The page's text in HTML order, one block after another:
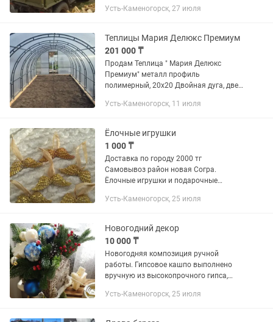
Усть-Каменогорск, 27 июля
Теплицы Мария Делюкс Премиум
201 000 ₸
Продам Теплица " Мария Делюкс
Премиум" металл профиль
полимерный, 20х20 Двойная дуга, две
проветривания, 7 поперечен
3х2,1х 4 метра- 201 000...
Усть-Каменогорск, 11 июля
Ёлочные игрушки
1 000 ₸
Доставка по городу 2000 тг
Самовывоз район новая Согра.
Ёлочные игрушки и подарочные
Усть-Каменогорск, 25 июля
Новогодний декор
10 000 ₸
Новогодняя композиция ручной
работы. Гипсовое кашпо выполнено
вручную из высокопрочного гипса,
ароматные фигурные свечи. Данная
Усть-Каменогорск, 25 июля